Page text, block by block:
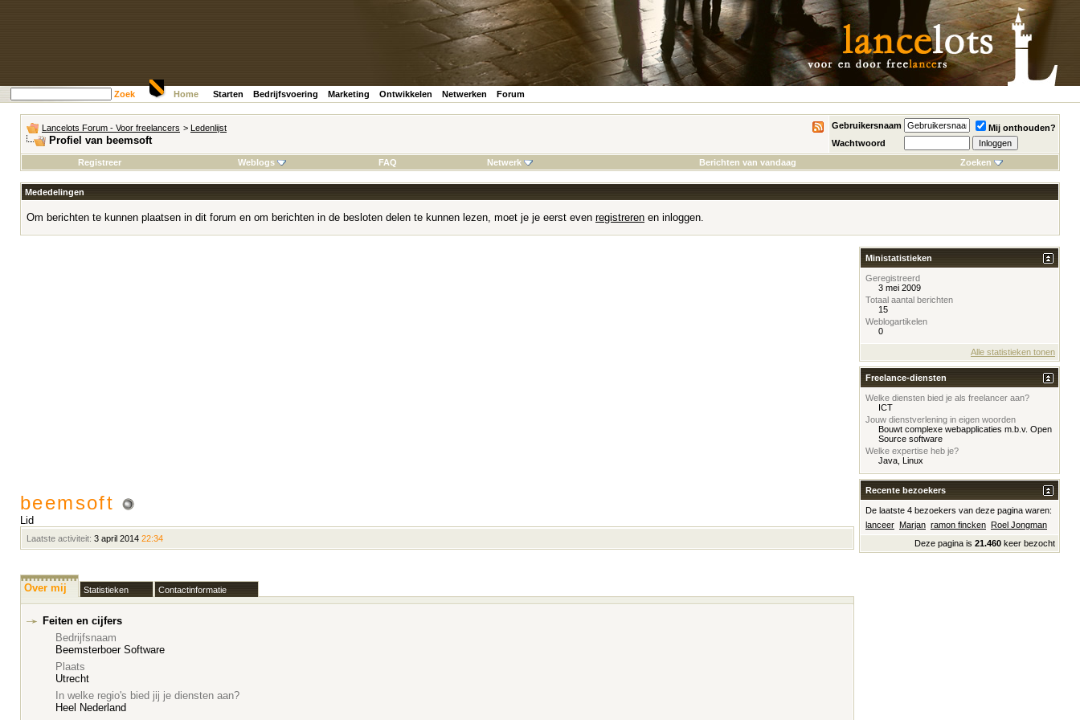
Zoek Home Starten Bedrijfsvoering Marketing Ontwikkelen Netwerken Forum
Lancelots Forum - Voor freelancers > Ledenlijst
Profiel van beemsoft
Gebruikersnaam
Mij onthouden?
Wachtwoord
Registreer
Weblogs FAQ Netwerk Berichten van vandaag Zoeken
Mededelingen
Om berichten te kunnen plaatsen in dit forum en om berichten in de besloten delen te kunnen lezen, moet je je eerst even registreren en inloggen.
beemsoft
Lid
Laatste activiteit: 3 april 2014 22:34
Over mij Statistieken Contactinformatie
Feiten en cijfers
Bedrijfsnaam
Beemsterboer Software
Plaats
Utrecht
In welke regio's bied jij je diensten aan?
Heel Nederland
Ministatistieken
Geregistreerd
3 mei 2009
Totaal aantal berichten
15
Weblogartikelen
0
Alle statistieken tonen
Freelance-diensten
Welke diensten bied je als freelancer aan?
ICT
Jouw dienstverlening in eigen woorden
Bouwt complexe webapplicaties m.b.v. Open
Source software
Welke expertise heb je?
Java, Linux
Recente bezoekers
De laatste 4 bezoekers van deze pagina waren:
lanceer Marjan ramon fincken Roel Jongman
Deze pagina is 21.460 keer bezocht